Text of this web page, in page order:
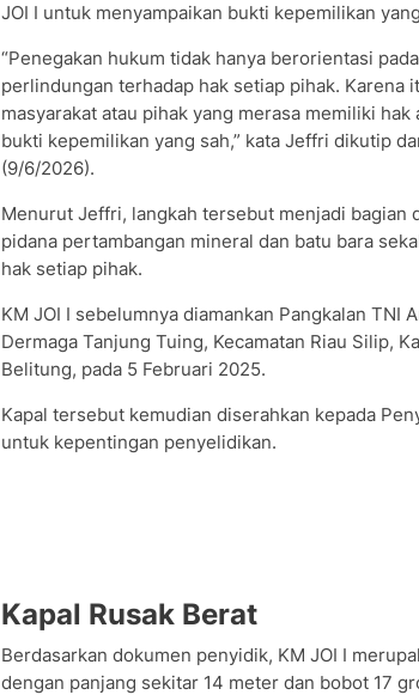
JOI I untuk menyampaikan bukti kepemilikan
“Penegakan hukum tidak hanya berorientasi
perlindungan terhadap hak setiap pihak. Karena
masyarakat atau pihak yang merasa memiliki
bukti kepemilikan yang sah,” kata Jeffri dikutip
(9/6/2026).
Menurut Jeffri, langkah tersebut menjadi bagian
pidana pertambangan mineral dan batu bara
hak setiap pihak.
KM JOI I sebelumnya diamankan Pangkalan TNI
Dermaga Tanjung Tuing, Kecamatan Riau Silip,
Belitung, pada 5 Februari 2025.
Kapal tersebut kemudian diserahkan kepada
untuk kepentingan penyelidikan.
Kapal Rusak Berat
Berdasarkan dokumen penyidik, KM JOI I
dengan panjang sekitar 14 meter dan bobot 17